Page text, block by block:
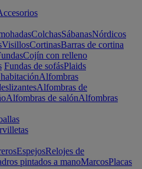
ColchasSábanasNórdicos
VisillosCortinasBarras de cortina
Cojín con relleno
Fundas de sofásPlaids
Alfombras
Alfombras de
Alfombras de salónAlfombras
EspejosRelojes de
pintados a manoMarcosPlacas